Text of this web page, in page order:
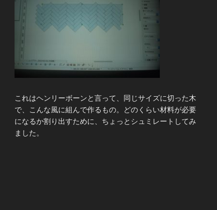
これはヘンリーボーンと言って、同じサイズに切った木
で、こんな風に組んで作るもの。どのくらい材料が必要
になるか割り出すために、ちょっとシュミレートしてみ
ました。